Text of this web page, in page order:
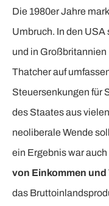
Die 1980er Jahre
Umbruch. In den
und in
Thatcher auf
Steuersenkungen für
des Staates aus
neoliberale Wende
ein Ergebnis war
von Einkommen
das